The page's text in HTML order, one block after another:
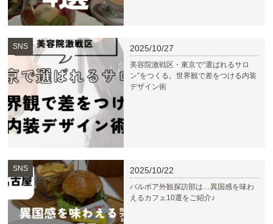
SNS 2025/10/27
美容院激戦区・東京で“選ばれるサロ
ン”をつくる。世界観で差をつける内装
デザイン術
SNS 2025/10/22
バルボア外観探訪部は…異国感を味わ
えるカフェ10選をご紹介♪